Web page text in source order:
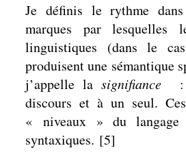
Je définis le rythme
marques par lesquelles
linguistiques (dans le
produisent une sémantique
j’appelle lasignifiance
discours et à un seul.
« niveaux » du langage
syntaxiques. [5]